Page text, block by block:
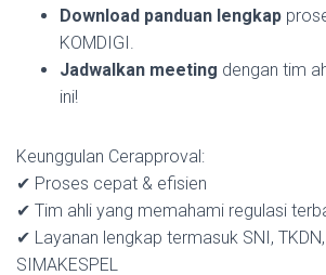
Download panduan lengkap
KOMDIGI.
Jadwalkan meeting dengan tim
ini!
Keunggulan Cerapproval:
✔ Proses cepat & efisien
✔ Tim ahli yang memahami regulasi
✔ Layanan lengkap termasuk SNI, TKDN,
SIMAKESPEL